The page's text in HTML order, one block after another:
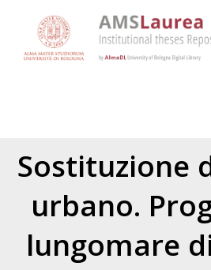
Sostituzione
urbano.
lungomare